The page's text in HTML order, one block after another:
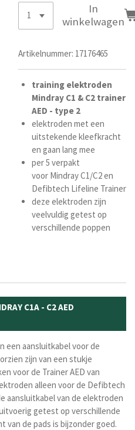
In
winkelwagen
Artikelnummer: 17176465
training elektroden
Mindray C1 & C2 trainer
AED - type 2
elektroden met een
uitstekende kleefkracht
en gaan lang mee
per 5 verpakt
voor Mindray C1/C2 en
Defibtech Lifeline Trainer
deze elektroden zijn
veelvuldig getest op
verschillende poppen
C1A - C2 AED
een aansluitkabel voor de
zijn van een stukje
voor de Trainer AED van
alleen voor de Defibtech
aansluitkabel van de elektroden
getest op verschillende
van de pads is bijzonder goed.